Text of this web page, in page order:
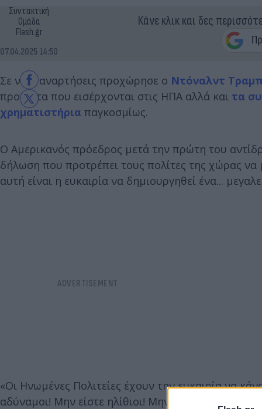
Συντακτική
Ομάδα
Flash.gr
07.04.2025 14:50
Κάνε κλικ και δες
Σε νέες αναρτήσεις προχώρησε ο Ντόναλντ Τραμπ
προϊόντα που εισέρχονται στις ΗΠΑ αλλά και τα
χρηματιστήρια παγκοσμίως.
Ο Αμερικανός πρόεδρος μετά την πρώτη του
δήλωση που προτρέπει τους πολίτες της χώρας να
αυτή είναι η ευκαιρία να δημιουργηθεί ένα...
«Οι Ηνωμένες Πολιτείες έχουν την ευκαιρία να
αδύναμοι! Μην είστε ηλίθιοι! Μην είστε PANICAN